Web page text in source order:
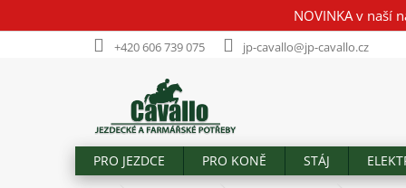
NOVINKA v naší
+420 606 739 075 jp-cavallo@jp-cavallo.cz
PRO JEZDCE PRO KONĚ STÁJ